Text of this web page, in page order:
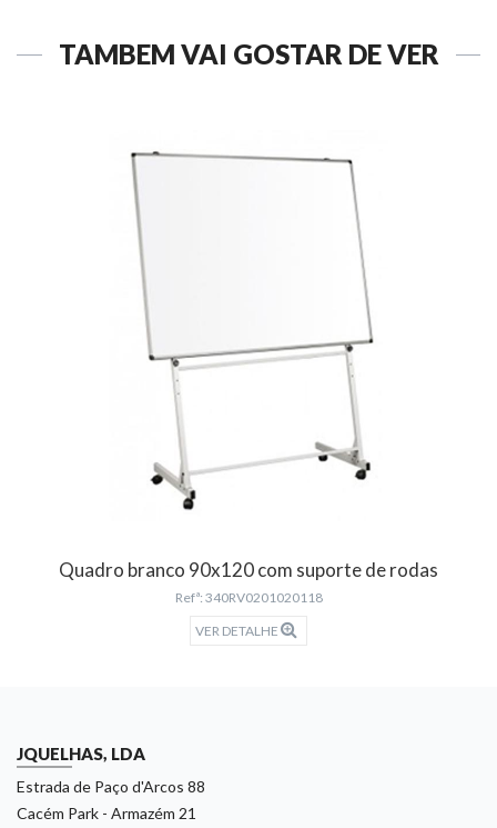
TAMBÉM VAI GOSTAR DE VER
Quadro branco 90x120 com suporte de rodas
Refª: 340RV0201020118
VER DETALHE
JQUELHAS, LDA
Estrada de Paço d'Arcos 88
Cacém Park - Armazém 21